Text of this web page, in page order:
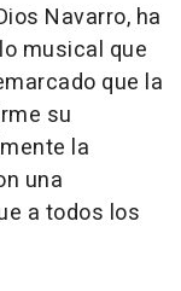
Navarro, ha
musical que
que la
su
la
una
a todos los